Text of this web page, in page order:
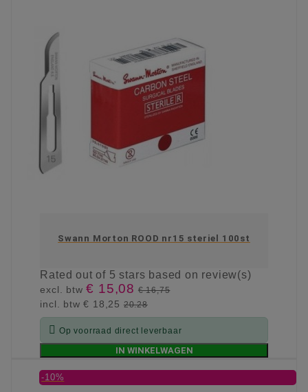
Swann Morton ROOD nr15 steriel 100st
Ratedout of 5 stars based on review(s)
excl. btw€ 15,08 € 16,75
incl. btw€ 18,25 20.28
 Op voorraad direct leverbaar
IN WINKELWAGEN
-10%